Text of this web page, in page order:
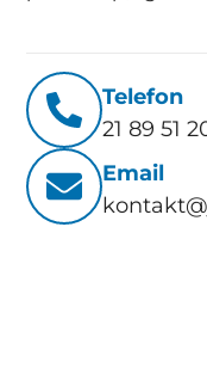
Telefon
21 89 51
Email